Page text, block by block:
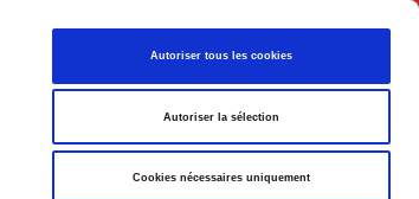
Autoriser tous les cookies
Autoriser la sélection
Cookies nécessaires uniquement
English